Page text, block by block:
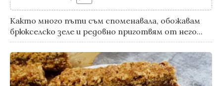
Както много пъти съм споменавала, обожавам
брюкселско зеле и редовно приготвям от него...